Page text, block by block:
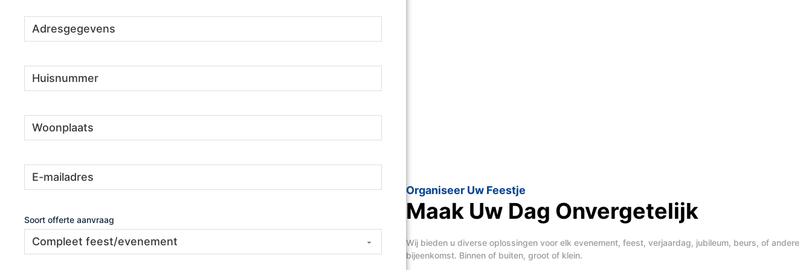
mailadres
Soort offerte aanvraag
Organiseer Uw Feestje
Maak Uw Dag Onvergetelijk
Wij bieden u diverse oplossingen voor elk evenement, feest, verjaardag, jubileum, beurs, of andere
bijeenkomst. Binnen of buiten, groot of klein.